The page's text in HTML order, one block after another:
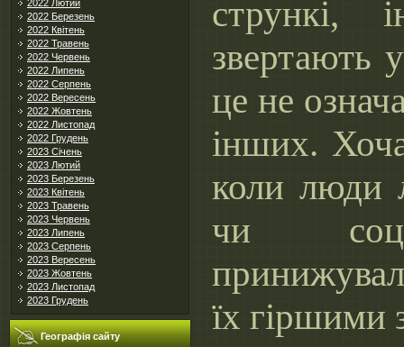
2022 Лютий
2022 Березень
2022 Квітень
2022 Травень
2022 Червень
2022 Липень
2022 Серпень
2022 Вересень
2022 Жовтень
2022 Листопад
2022 Грудень
2023 Січень
2023 Лютий
2023 Березень
2023 Квітень
2023 Травень
2023 Червень
2023 Липень
2023 Серпень
2023 Вересень
2023 Жовтень
2023 Листопад
2023 Грудень
Географія сайту
звертають
це не
інших.
коли люди
чи
їх гіршими